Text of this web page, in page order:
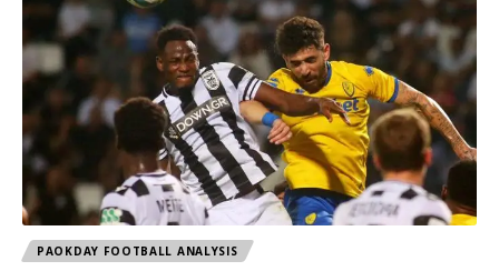
PAOKDAY FOOTBALL ANALYSIS